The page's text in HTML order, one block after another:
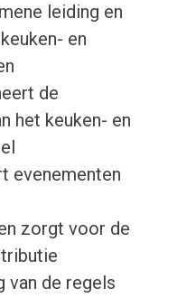
leiding en
en
de
het keuken- en
evenementen
zorgt voor de
van de regels